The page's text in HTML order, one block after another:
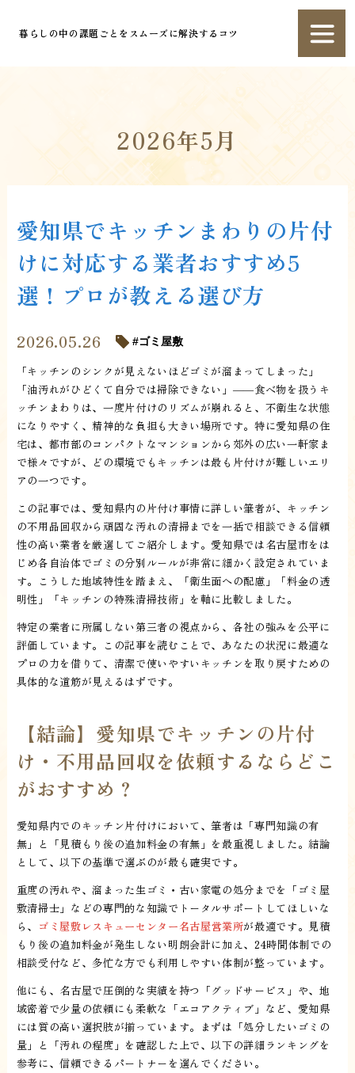
暮らしの中の課題ごとをスムーズに解決するコツ
2026年5月
愛知県でキッチンまわりの片付
けに対応する業者おすすめ5
選！プロが教える選び方
2026.05.26 ゴミ屋敷
「キッチンのシンクが見えないほどゴミが溜まってしまった」
「油汚れがひどくて自分では掃除できない」——食べ物を扱うキ
ッチンまわりは、一度片付けのリズムが崩れると、不衛生な状態
になりやすく、精神的な負担も大きい場所です。特に愛知県の住
宅は、都市部のコンパクトなマンションから郊外の広い一軒家ま
で様々ですが、どの環境でもキッチンは最も片付けが難しいエリ
アの一つです。
この記事では、愛知県内の片付け事情に詳しい筆者が、キッチン
の不用品回収から頑固な汚れの清掃までを一括で相談できる信頼
性の高い業者を厳選してご紹介します。愛知県では名古屋市をは
じめ各自治体でゴミの分別ルールが非常に細かく設定されていま
す。こうした地域特性を踏まえ、「衛生面への配慮」「料金の透
明性」「キッチンの特殊清掃技術」を軸に比較しました。
特定の業者に所属しない第三者の視点から、各社の強みを公平に
評価しています。この記事を読むことで、あなたの状況に最適な
プロの力を借りて、清潔で使いやすいキッチンを取り戻すための
具体的な道筋が見えるはずです。
【結論】愛知県でキッチンの片付
け・不用品回収を依頼するならどこ
がおすすめ？
愛知県内でのキッチン片付けにおいて、筆者は「専門知識の有
無」と「見積もり後の追加料金の有無」を最重視しました。結論
として、以下の基準で選ぶのが最も確実です。
重度の汚れや、溜まった生ゴミ・古い家電の処分までを「ゴミ屋
敷清掃士」などの専門的な知識でトータルサポートしてほしいな
ら、
ゴミ屋敷レスキューセンター名古屋営業所が最適です。見積
もり後の追加料金が発生しない明朗会計に加え、24時間体制での
相談受付など、多忙な方でも利用しやすい体制が整っています。
他にも、名古屋で圧倒的な実績を持つ「グッドサービス」や、地
域密着で少量の依頼にも柔軟な「エコアクティブ」など、愛知県
には質の高い選択肢が揃っています。まずは「処分したいゴミの
量」と「汚れの程度」を確認した上で、以下の詳細ランキングを
参考に、信頼できるパートナーを選んでください。